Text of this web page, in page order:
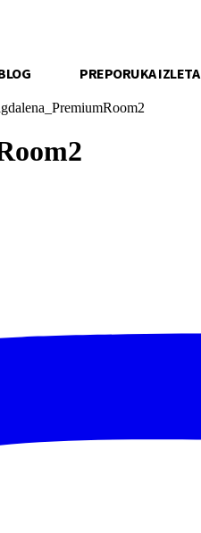
PREPORUKA IZLETA